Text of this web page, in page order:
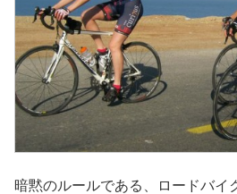
暗黙のルールである、ロードバイ